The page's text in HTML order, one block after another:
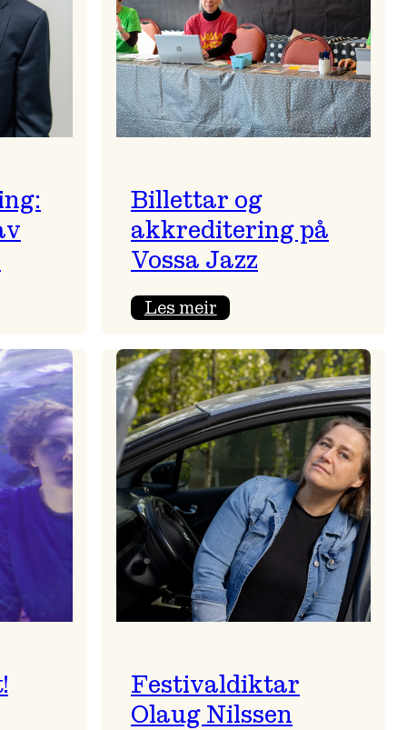
Billettar og
akkreditering på
Vossa Jazz
Les meir:
akkreditering
på
Vossa
Jazz
Festivaldiktar
Olaug Nilssen